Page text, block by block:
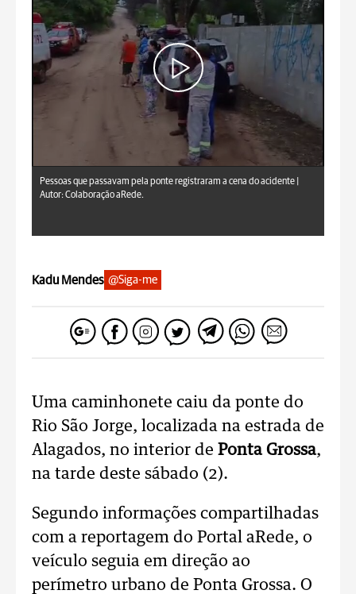
Pessoas que passavam pela ponte registraram a cena do acidente |
Autor: Colaboração aRede.
Kadu Mendes @Siga-me
Uma caminhonete caiu da ponte do
Rio São Jorge, localizada na estrada de
Alagados, no interior de Ponta Grossa,
na tarde deste sábado (2).
Segundo informações compartilhadas
com a reportagem do Portal aRede, o
veículo seguia em direção ao
perímetro urbano de Ponta Grossa. O